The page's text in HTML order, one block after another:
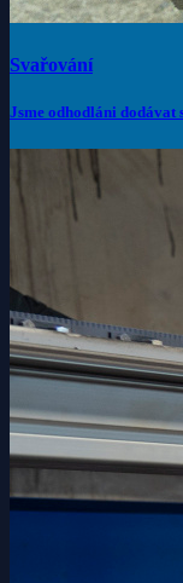
Svařování
Jsme odhodláni